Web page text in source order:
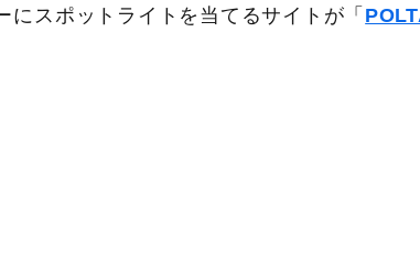
スポットライトを当てるサイトが「